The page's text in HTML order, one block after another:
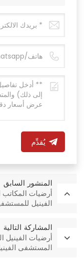
يُقدِّم
المنشور السابق
أرضيات
الفينيل
المشاركة التالية
أرضيات الفينيل
المستشفى